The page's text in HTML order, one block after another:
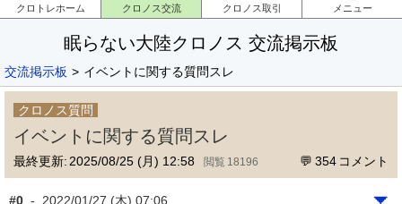
クロトレホーム クロノス交流 クロノス取引 メニュー
眠らない大陸クロノス 交流掲示板
交流掲示板 イベントに関する質問スレ
クロノス質問
イベントに関する質問スレ
最終更新: 2025/08/25 (月) 12:58 18196 354
#0 - 2022/01/27 (木) 07:06